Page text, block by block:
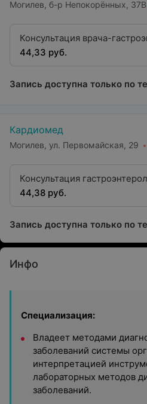
Могилев, б-р Непокорённых, 37В
Консультация врача-
квалификационной категории
44,33 руб.
Запись доступна только по
Кардиомед
Могилев, ул. Первомайская, 29
Консультация
квалификационной категории
44,38 руб.
Запись доступна только по
Инфо
Специализация:
Владеет методами
заболеваний системы
интерпретацией
лабораторных методов
заболеваний.